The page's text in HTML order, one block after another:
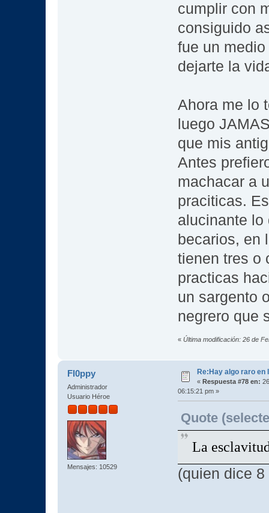
cumplir con
consiguido
fue un
dejarte la
Ahora me lo
luego
que mis
Antes
machacar a
praciticas.
alucinante lo
becarios, en
tienen tres o
practicas
un sargento
negrero que
« Última modificación: 26 de
Fl0ppy
Administrador
Usuario Héroe
Mensajes: 10529
Re:Hay algo raro en
« Respuesta #78 en:
06:15:21 pm »
Quote
La
(quien dice